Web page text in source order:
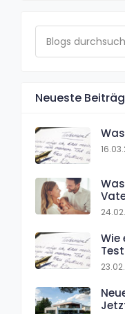
Neueste
Wie